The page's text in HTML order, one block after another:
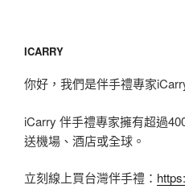
ICARRY
你好，我們是伴手禮專家
iCarry 伴手禮專家擁有超過
送機場、酒店或全球。
立刻線上買台灣伴手禮：